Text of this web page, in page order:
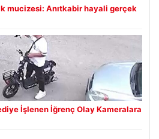
mucizesi: Anıtkabir hayali gerçek
İşlenen İğrenç Olay Kameralara